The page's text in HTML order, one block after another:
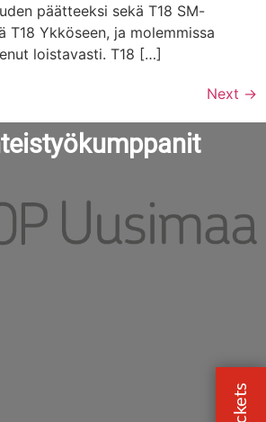
päätteeksi sekä T18 SM-
T18 Ykköseen, ja molemmissa
loistavasti. T18 […]
Next →